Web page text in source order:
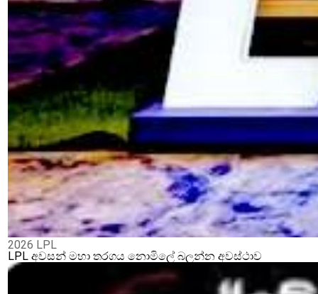
2026 LPL
LPL අවසන් මහා තරගය නොමිලේ බලන්න අවස්ථාව